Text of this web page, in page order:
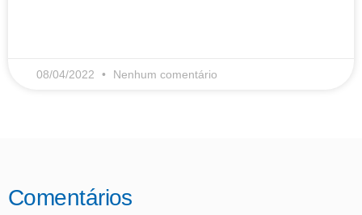
08/04/2022 Nenhum comentário
Comentários